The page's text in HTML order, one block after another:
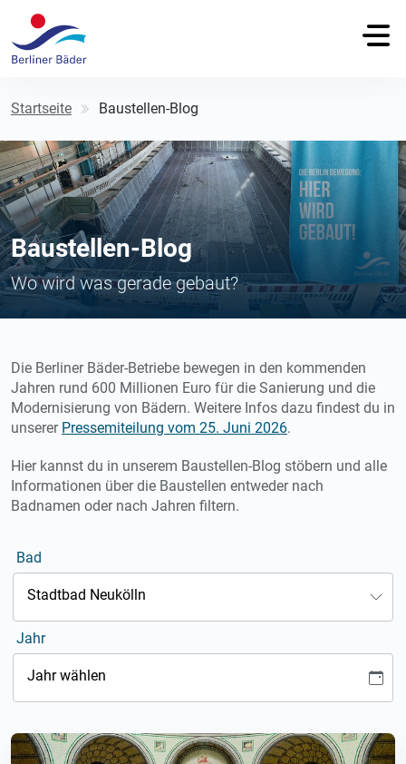
Startseite Baustellen-Blog
Baustellen-Blog
Wo wird was gerade gebaut?
Die Berliner Bäder-Betriebe bewegen in den kommenden
Jahren rund 600 Millionen Euro für die Sanierung und die
Modernisierung von Bädern. Weitere Infos dazu findest du in
unserer Pressemiteilung vom 25. Juni 2026.
Hier kannst du in unserem Baustellen-Blog stöbern und alle
Informationen über die Baustellen entweder nach
Badnamen oder nach Jahren filtern.
Bad
Stadtbad Neukölln
Jahr
Jahr wählen